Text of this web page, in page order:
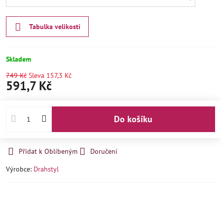
Tabulka velikostí
Skladem
749 Kč Sleva 157,3 Kč
591,7 Kč
Do košíku
Přidat k Oblíbeným
Doručení
Výrobce: Drahstyl